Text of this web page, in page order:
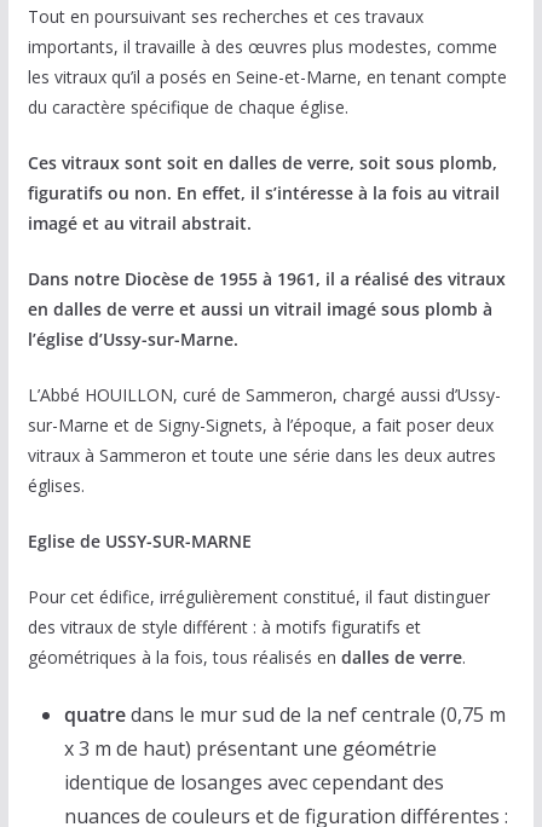
Tout en poursuivant ses recherches et ces travaux
importants, il travaille à des œuvres plus modestes, comme
les vitraux qu’il a posés en Seine-et-Marne, en tenant compte
du caractère spécifique de chaque église.
Ces vitraux sont soit en dalles de verre, soit sous plomb,
figuratifs ou non. En effet, il s’intéresse à la fois au vitrail
imagé et au vitrail abstrait.
Dans notre Diocèse de 1955 à 1961, il a réalisé des vitraux
en dalles de verre et aussi un vitrail imagé sous plomb à
l’église d’Ussy-sur-Marne.
L’Abbé HOUILLON, curé de Sammeron, chargé aussi d’Ussy-
sur-Marne et de Signy-Signets, à l’époque, a fait poser deux
vitraux à Sammeron et toute une série dans les deux autres
églises.
Eglise de USSY-SUR-MARNE
Pour cet édifice, irrégulièrement constitué, il faut distinguer
des vitraux de style différent : à motifs figuratifs et
géométriques à la fois, tous réalisés en dalles de verre.
quatredans le mur sud de la nef centrale (0,75 m
x 3 m de haut) présentant une géométrie
identique de losanges avec cependant des
nuances de couleurs et de figuration différentes :